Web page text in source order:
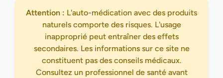
Attention : L'auto-médication avec des produits
naturels comporte des risques. L'usage
inapproprié peut entraîner des effets
secondaires. Les informations sur ce site ne
constituent pas des conseils médicaux.
Consultez un professionnel de santé avant